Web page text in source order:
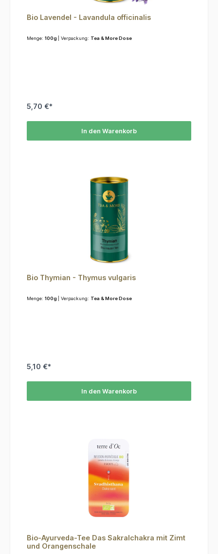
Bio Lavendel - Lavandula officinalis
Menge: 100g | Verpackung: Tea & More Dose
5,70 €*
In den Warenkorb
Bio Thymian - Thymus vulgaris
Menge: 100g | Verpackung: Tea & More Dose
5,10 €*
In den Warenkorb
Bio-Ayurveda-Tee Das Sakralchakra mit Zimt
und Orangenschale